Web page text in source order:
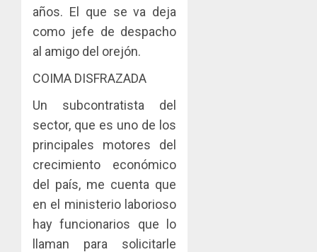
años. El que se va deja
como jefe de despacho
al amigo del orejón.
COIMA DISFRAZADA
Un subcontratista del
sector, que es uno de los
principales motores del
crecimiento económico
del país, me cuenta que
en el ministerio laborioso
hay funcionarios que lo
llaman para solicitarle